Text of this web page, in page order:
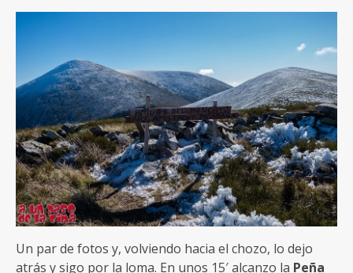
Un par de fotos y, volviendo hacia el chozo, lo dejo
atrás y sigo por la loma. En unos 15′ alcanzo la Peña